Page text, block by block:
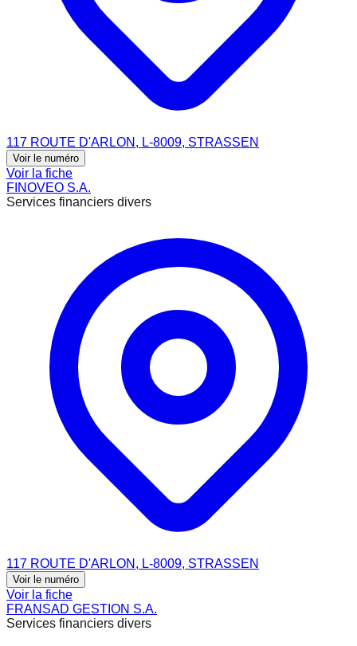
117 ROUTE D'ARLON, L-8009, STRASSEN
Voir le numéro
Voir la fiche
FINOVEO S.A.
Services financiers divers
117 ROUTE D'ARLON, L-8009, STRASSEN
Voir le numéro
Voir la fiche
FRANSAD GESTION S.A.
Services financiers divers